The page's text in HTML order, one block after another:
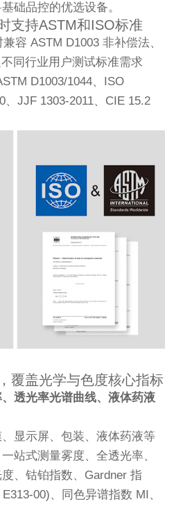
础品控的优选设备。
支持ASTM和ISO标准
兼容 ASTM D1003 非补偿法、
同行业用户测试标准需求
D1003/1044、ISO
、JJF 1303-2011、CIE 15.2
覆盖光学与色度核心指标
透光率光谱曲线、液体药液
显示屏、包装、液体药液等
站式测量雾度、全透光率、
、钴铂指数、Gardner 指
00)、同色异谱指数 MI、